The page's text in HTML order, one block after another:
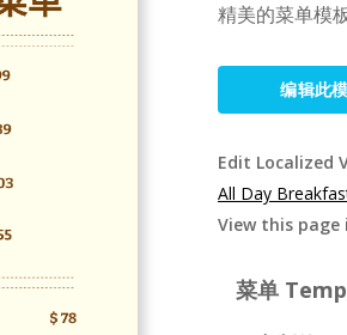
精美的菜单模
编辑此
Edit Localized
All Day
View this page
菜单